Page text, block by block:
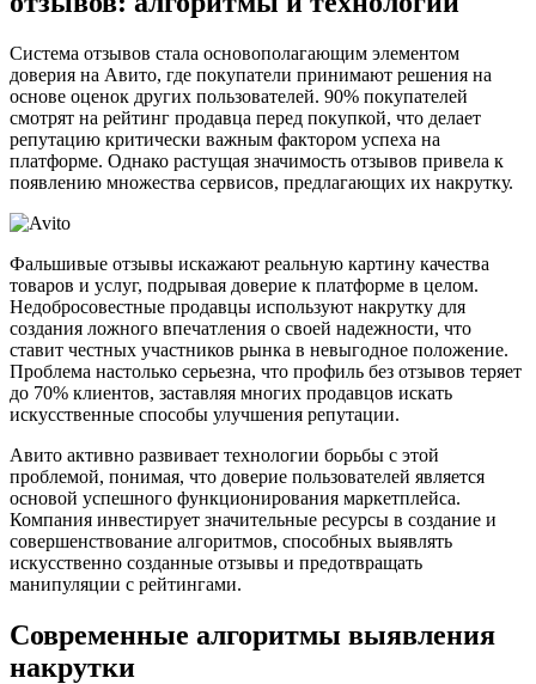
Система отзывов стала основополагающим элементом
доверия на Авито, где покупатели принимают решения на
основе оценок других пользователей. 90% покупателей
смотрят на рейтинг продавца перед покупкой, что делает
репутацию критически важным фактором успеха на
платформе. Однако растущая значимость отзывов привела к
появлению множества сервисов, предлагающих их накрутку.
Фальшивые отзывы искажают реальную картину качества
товаров и услуг, подрывая доверие к платформе в целом.
Недобросовестные продавцы используют накрутку для
создания ложного впечатления о своей надежности, что
ставит честных участников рынка в невыгодное положение.
Проблема настолько серьезна, что профиль без отзывов теряет
до 70% клиентов, заставляя многих продавцов искать
искусственные способы улучшения репутации.
Авито активно развивает технологии борьбы с этой
проблемой, понимая, что доверие пользователей является
основой успешного функционирования маркетплейса.
Компания инвестирует значительные ресурсы в создание и
совершенствование алгоритмов, способных выявлять
искусственно созданные отзывы и предотвращать
манипуляции с рейтингами.
Современные алгоритмы выявления
накрутки